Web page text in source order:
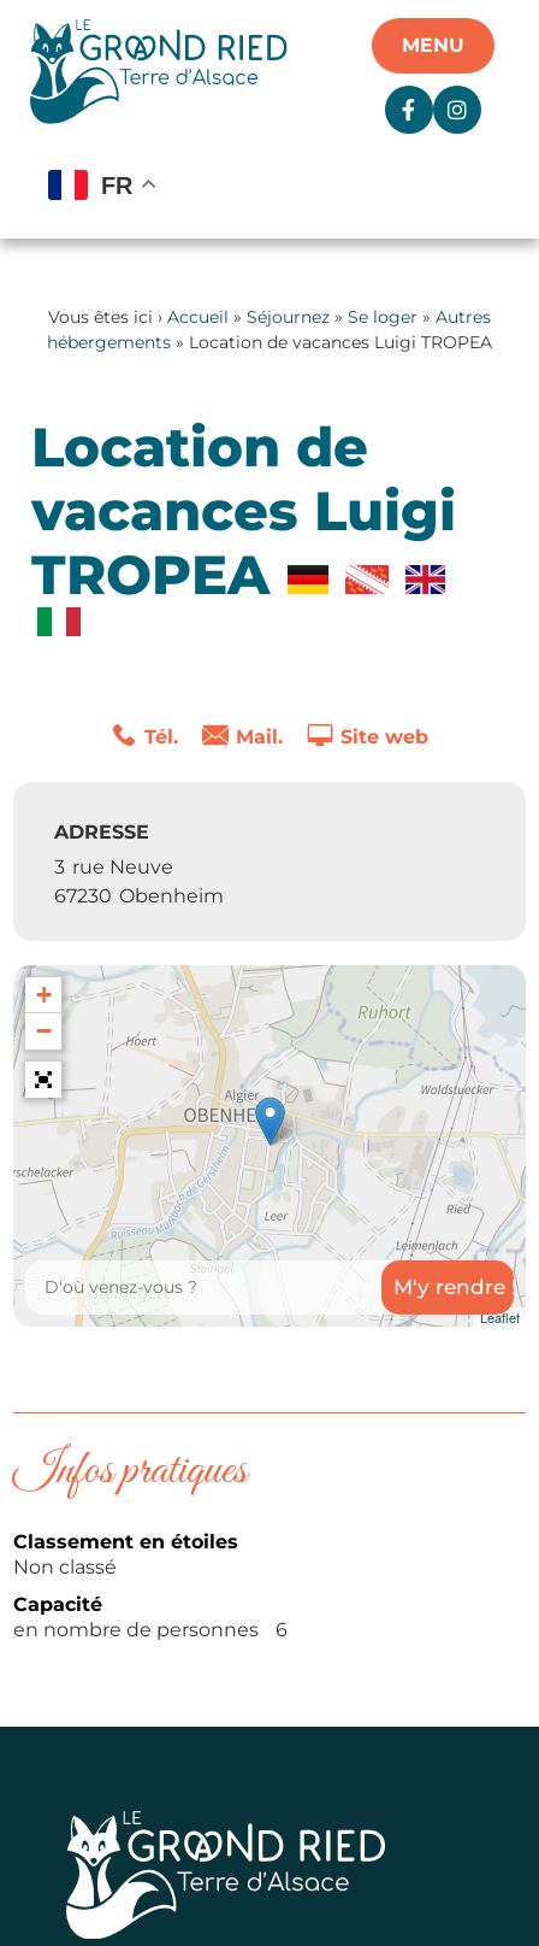
MENU
FR
Vous êtes ici › Accueil » Séjournez » Se loger » Autres
hébergements » Location de vacances Luigi TROPEA
Location de
vacances Luigi
TROPEA
Tél. Mail. Site web
ADRESSE
3 rue Neuve
67230 Obenheim
+
−
Leaflet
Infos pratiques
Classement en étoiles
Non classé
Capacité
en nombre de personnes
6
Panneau de gestion des cookies